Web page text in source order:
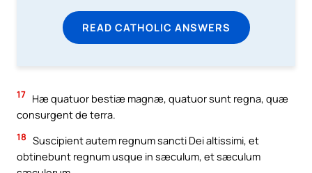
READ CATHOLIC ANSWERS
17 Hæ quatuor bestiæ magnæ, quatuor sunt regna, quæ
consurgent de terra.
18 Suscipient autem regnum sancti Dei altissimi, et
obtinebunt regnum usque in sæculum, et sæculum